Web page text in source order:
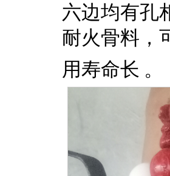
六边均有孔
耐火骨料，
用寿命长 。